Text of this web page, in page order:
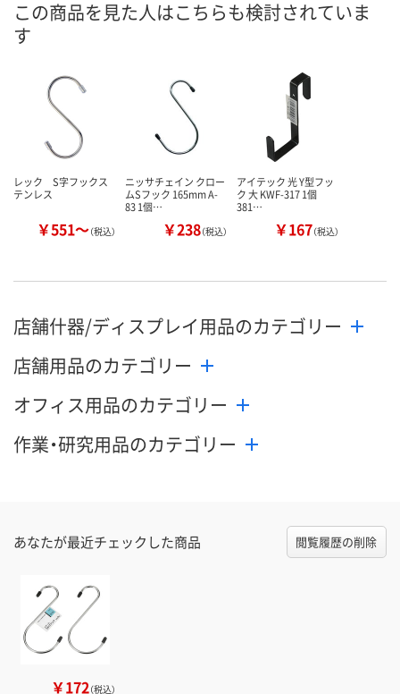
カゴへ
この商品を見た人はこちらも検討されていま
す
レック S字フックス
テンレス
￥551～（税込）
ニッサチェイン クロー
ムSフック 165mm A-
83 1個…
￥238（税込）
アイテック 光 Y型フッ
ク 大 KWF-317 1個
381…
￥167（税込）
店舗什器/ディスプレイ用品のカテゴリー
店舗用品のカテゴリー
オフィス用品のカテゴリー
作業・研究用品のカテゴリー
あなたが最近チェックした商品 閲覧履歴の削除
￥172（税込）